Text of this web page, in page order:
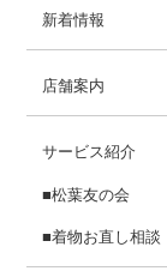
新着情報
店舗案内
サービス紹介
■松葉友の会
■着物お直し相談